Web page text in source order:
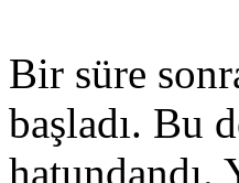
Bir süre
başladı. Bu
hatundandı.